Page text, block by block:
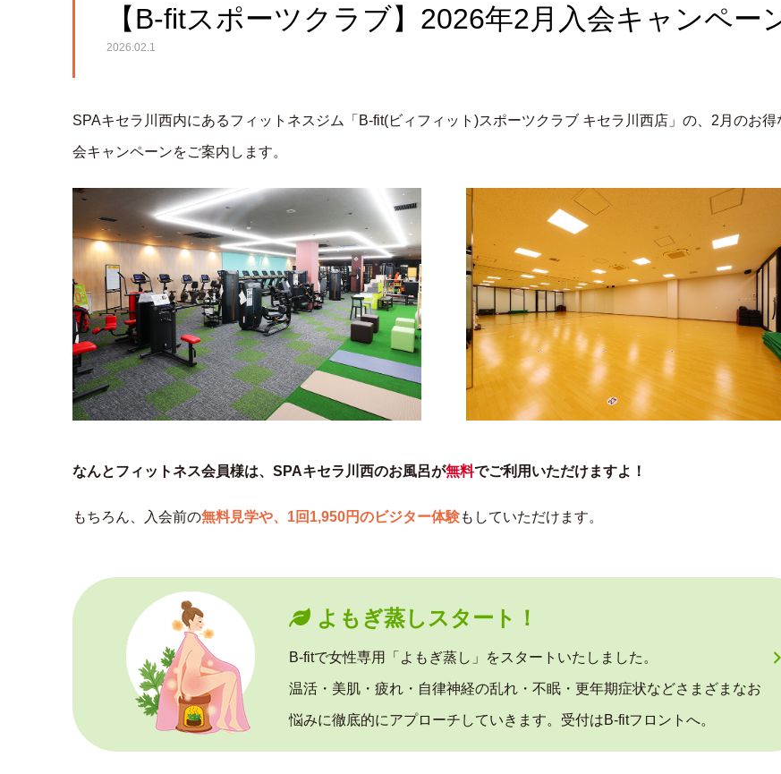
【B-fitスポーツクラブ】2026年2月入会キャンペー
2026.02.1
SPAキセラ川西内にあるフィットネスジム「B-fit(ビィフィット)スポーツクラブ キセラ川西店」の、2月のお得
会キャンペーンをご案内します。
なんとフィットネス会員様は、SPAキセラ川西のお風呂が無料でご利用いただけますよ！
もちろん、入会前の無料見学や、1回1,950円のビジター体験もしていただけます。
よもぎ蒸しスタート！
B-fitで女性専用「よもぎ蒸し」をスタートいたしました。
温活・美肌・疲れ・自律神経の乱れ・不眠・更年期症状などさまざまなお
悩みに徹底的にアプローチしていきます。受付はB-fitフロントへ。